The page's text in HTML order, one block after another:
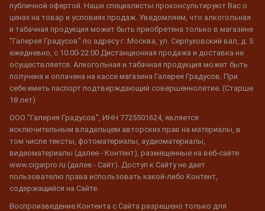
публичной офертой. Наши специалисты проконсультируют Вас о
ценах на товар и условиях продаж. Уведомляем, что алкогольная
и табачная продукция может быть приобретена только в магазине
"Галерея Градусов" по адресу г. Москва, ул. Серпуховский вал, д. 5
ежедневно, с 10:00-22:00 Дистанционная продажа и доставка не
осуществляется. Алкогольная и табачная продукция может быть
получена и оплачена на кассе магазина Галерея Градусов. При
себе иметь паспорт подтверждающий совершеннолетие. (Старше
18 лет)
ООО "Галерея Градусов", ИНН 7725501624, является
исключительным владельцем авторских прав на материалы, в
том числе тексты, фотоматериалы, аудиоматериалы,
видеоматериалы (далее - Контент), размещенные на веб-сайте
www.cigarpro.ru (далее - Сайт). Доступ к Сайту не дает
пользователю права использовать какой-либо Контент,
содержащийся на Сайте.
Воспроизведение Контента с Сайта разрешено только для